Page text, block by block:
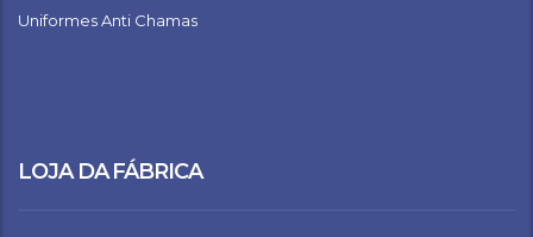
Uniformes Anti Chamas
LOJA DA FÁBRICA